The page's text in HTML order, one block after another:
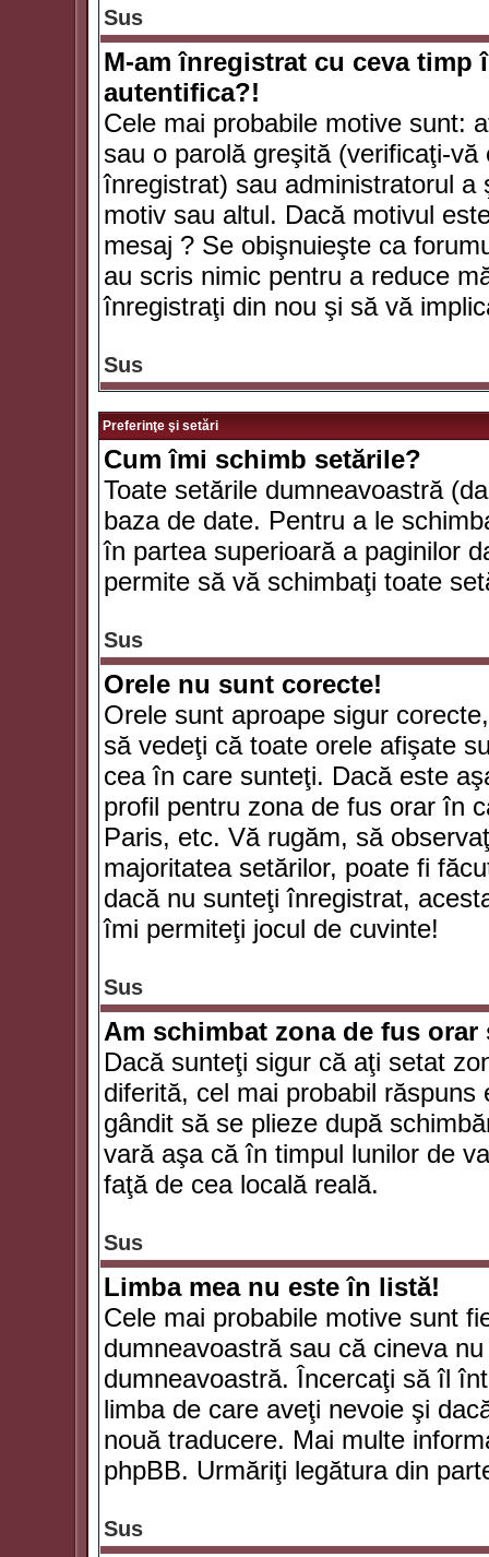
Sus
M-am înregistrat cu ceva timp
autentifica?!
Cele mai probabile motive sunt:
sau o parolă greşită (verificaţi-
înregistrat) sau administratorul
motiv sau altul. Dacă motivul
mesaj ? Se obişnuieşte ca
au scris nimic pentru a reduce
înregistraţi din nou şi să vă
Sus
Preferinţe şi setări
Cum îmi schimb setările?
Toate setările dumneavoastră
baza de date. Pentru a le
în partea superioară a paginilor
permite să vă schimbaţi toate
Sus
Orele nu sunt corecte!
Orele sunt aproape sigur
să vedeţi că toate orele afişate
cea în care sunteţi. Dacă este
profil pentru zona de fus orar în
Paris, etc. Vă rugăm, să
majoritatea setărilor, poate fi
dacă nu sunteţi înregistrat,
îmi permiteţi jocul de cuvinte!
Sus
Am schimbat zona de fus
Dacă sunteţi sigur că aţi setat
diferită, cel mai probabil
gândit să se plieze după
vară aşa că în timpul lunilor de
faţă de cea locală reală.
Sus
Limba mea nu este în listă!
Cele mai probabile motive sunt
dumneavoastră sau că cineva
dumneavoastră. Încercaţi să îl
limba de care aveţi nevoie şi
nouă traducere. Mai multe
phpBB. Urmăriţi legătura din
Sus